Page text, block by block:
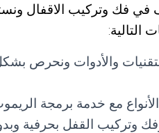
فك وتركيب الاقفال
التالية:
والأدوات ونحرص
مع خدمة برمجة
وفك وتركيب القفل بحرفية